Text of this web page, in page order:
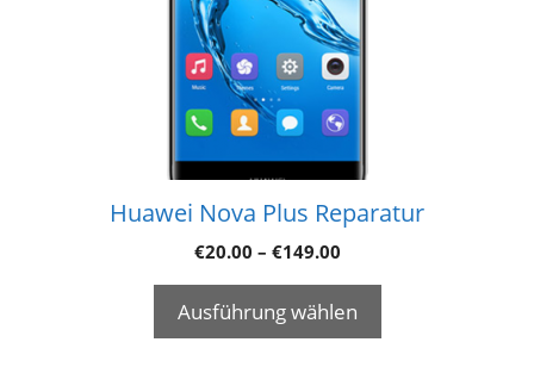
Huawei Nova Plus Reparatur
€20.00 – €149.00
Ausführung wählen